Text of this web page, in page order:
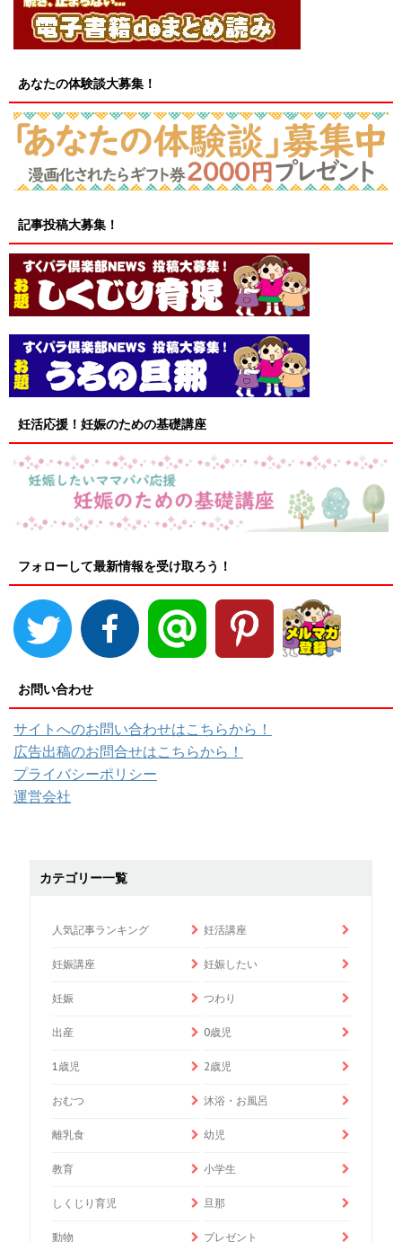
あなたの体験談大募集！
記事投稿大募集！
妊活応援！妊娠のための基礎講座
フォローして最新情報を受け取ろう！
お問い合わせ
サイトへのお問い合わせはこちらから！
広告出稿のお問合せはこちらから！
プライバシーポリシー
運営会社
カテゴリー一覧
人気記事ランキング 妊活講座
妊娠講座 妊娠したい
妊娠 つわり
出産 0歳児
1歳児 2歳児
おむつ 沐浴・お風呂
離乳食 幼児
教育 小学生
しくじり育児 旦那
動物 プレゼント